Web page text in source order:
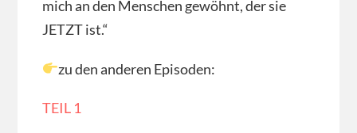
mich an den Menschen gewöhnt, der sie
JETZT ist.“
zu den anderen Episoden:
TEIL 1